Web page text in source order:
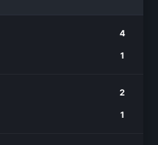
4
1
2
1